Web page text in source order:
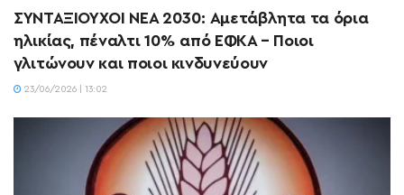
ΣΥΝΤΑΞΙΟΥΧΟΙ ΝΕΑ 2030: Αμετάβλητα τα όρια
ηλικίας, πέναλτι 10% από ΕΦΚΑ – Ποιοι
γλιτώνουν και ποιοι κινδυνεύουν
23/06/2026 | 13:02